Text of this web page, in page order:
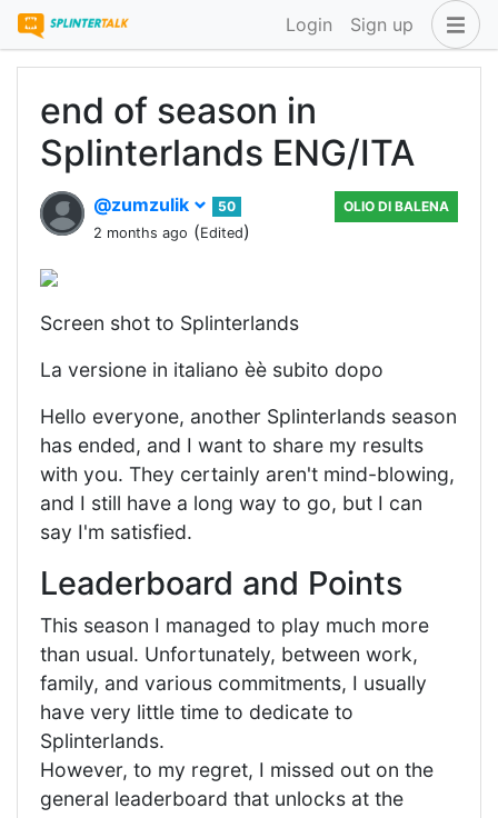
Login Sign up
end of season in
Splinterlands ENG/ITA
@zumzulik
50
2 months ago (Edited)
OLIO DI BALENA
Screen shot to Splinterlands
La versione in italiano èè subito dopo
Hello everyone, another Splinterlands season
has ended, and I want to share my results
with you. They certainly aren't mind-blowing,
and I still have a long way to go, but I can
say I'm satisfied.
Leaderboard and Points
This season I managed to play much more
than usual. Unfortunately, between work,
family, and various commitments, I usually
have very little time to dedicate to
Splinterlands.
However, to my regret, I missed out on the
general leaderboard that unlocks at the